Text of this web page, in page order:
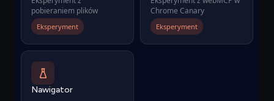
pobieraniem plików
Eksperyment
Chrome Canary
Eksperyment
Nawigator